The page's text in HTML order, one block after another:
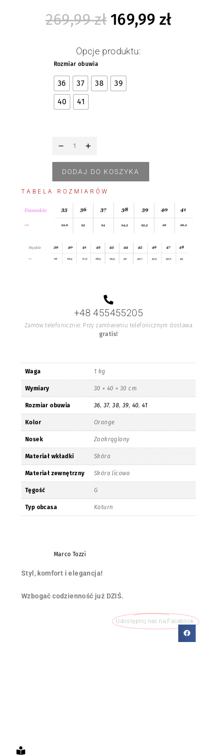
269,99zł 169,99 zł
Opcje produktu:
Rozmiar obuwia
36 37 38
39
40
41
DODAJ DO KOSZYKA
TABELA ROZMIARÓW
+48 455455205
Zamów telefonicznie. Przy zamówieniu telefonicznym dostawa
gratis!
Waga 1 kg
Wymiary 30 × 40 × 30 cm
Rozmiar obuwia 36, 37,38, 39, 40,41
Kolor Orange
Nosek Zaokrąglony
Materiał wkładki Skóra
Materiał zewnętrzny Skóra licowa
Tęgość G
Typ obcasa Koturn
Marco Tozzi
Styl, komfort i elegancja!
Wzbogać codzienność już DZIŚ.
Udostępnij nas na Facebook: